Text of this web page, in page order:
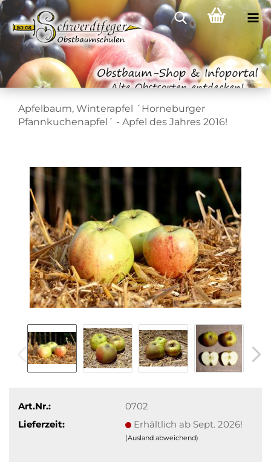
Apfelbaum, Winterapfel ´Horneburger
Pfannkuchenapfel´ - Apfel des Jahres 2016!
Art.Nr.:
0702
Lieferzeit:
Erhältlich ab Sept. 2026!
(Ausland abweichend)